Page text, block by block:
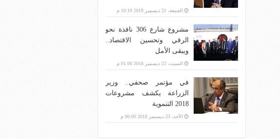
الجمعة، 21 ديسمبر 2018 10:19 م
مشروع شارع 306 نافذة نحو
الرقي وتحسين الاقتصاد..
ويبقى الأمل
السبت، 22 ديسمبر 2018 01:00 م
في مؤتمر صحفي.. وزير
الزراعة يكشف مشروعات
2018 التنموية
الأحد، 23 ديسمبر 2018 06:00 م